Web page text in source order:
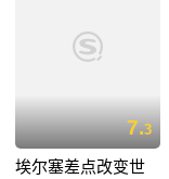
7.3
埃尔塞差点改变世